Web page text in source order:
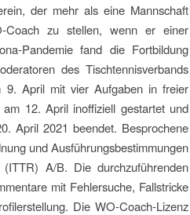
der mehr als eine Mannschaft
Coach zu stellen, wenn er einer
Pandemie fand die Fortbildung
des Tischtennisverbands
9. April mit vier Aufgaben in freier
12. April inoffiziell gestartet und
April 2021 beendet. Besprochene
und Ausführungsbestimmungen
A/B. Die durchzuführenden
mit Fehlersuche, Fallstricke
Die WO-Coach-Lizenz